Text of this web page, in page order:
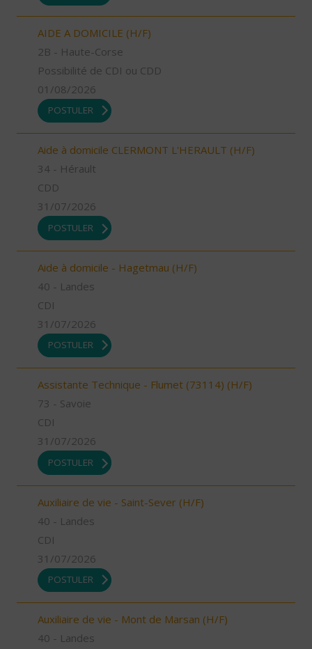
AIDE A DOMICILE (H/F)
2B - Haute-Corse
Possibilité de CDI ou CDD
01/08/2026
POSTULER
Aide à domicile CLERMONT L'HERAULT (H/F)
34 - Hérault
CDD
31/07/2026
POSTULER
Aide à domicile - Hagetmau (H/F)
40 - Landes
CDI
31/07/2026
POSTULER
Assistante Technique - Flumet (73114) (H/F)
73 - Savoie
CDI
31/07/2026
POSTULER
Auxiliaire de vie - Saint-Sever (H/F)
40 - Landes
CDI
31/07/2026
POSTULER
Auxiliaire de vie - Mont de Marsan (H/F)
40 - Landes